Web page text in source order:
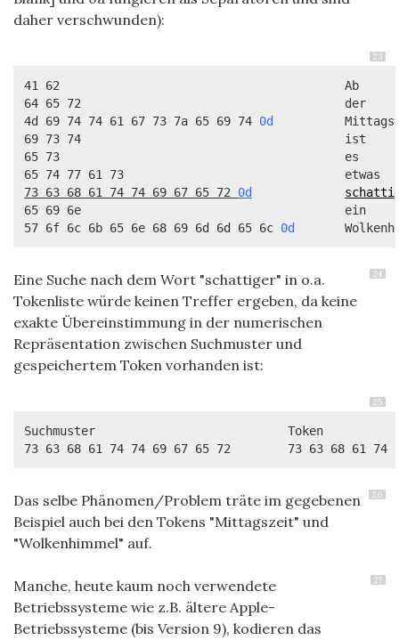
daher verschwunden):
23
41 62                                        Ab
64 65 72                                     der
4d 69 74 74 61 67 73 7a 65 69 74 0d
69 73 74                                     ist
65 73                                        es
73 63 68 61 74 74 69 67 65 72 0d
65 69 6e                                     ein
57 6f 6c 6b 65 6e 68 69 6d 6d 65 6c 0d
24
Eine Suche nach dem Wort "schattiger" in o.a.
Tokenliste würde keinen Treffer ergeben, da keine
exakte Übereinstimmung in der numerischen
Repräsentation zwischen Suchmuster und
gespeichertem Token vorhanden ist:
25
Suchmuster                           Token
73 63 68 61 74 74 69 67 65 72        73 63 68 61 74
26
Das selbe Phänomen/Problem träte im gegebenen
Beispiel auch bei den Tokens "Mittagszeit" und
"Wolkenhimmel" auf.
27
Manche, heute kaum noch verwendete
Betriebssysteme wie z.B. ältere Apple-
Betriebssysteme (bis Version 9), kodieren das